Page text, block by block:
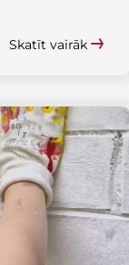
Skatīt vairāk